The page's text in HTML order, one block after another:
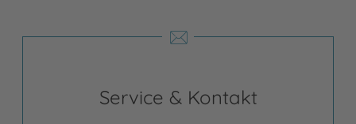
Service & Kontakt